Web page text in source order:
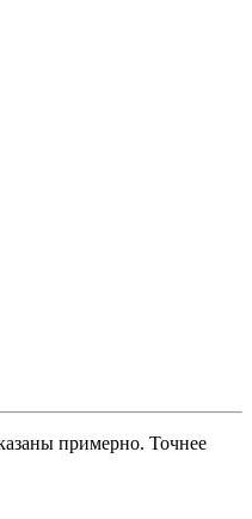
примерно. Точнее